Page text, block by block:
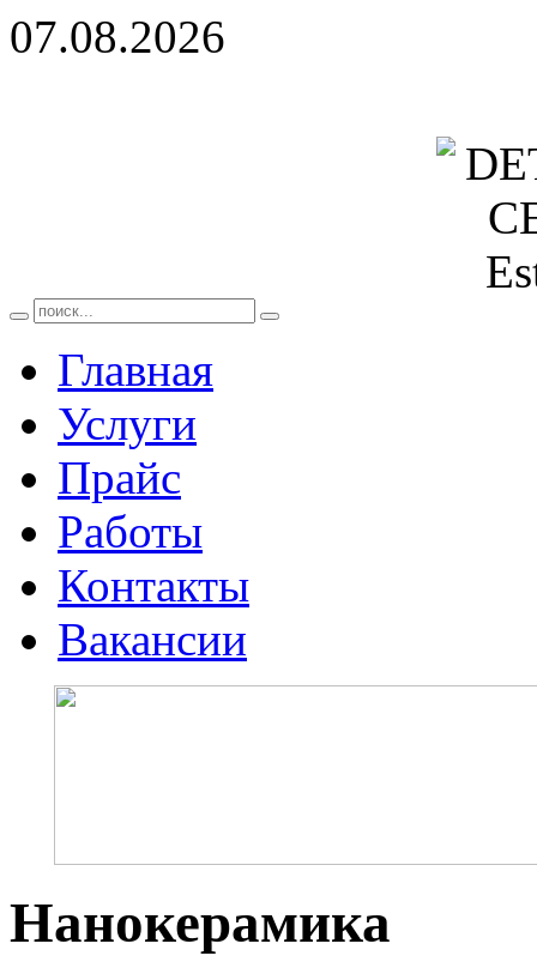
07.08.2026
Главная
Услуги
Прайс
Работы
Контакты
Вакансии
Нанокерамика